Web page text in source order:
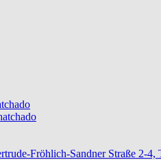
Fröhlich-Sandner Straße 2-4,